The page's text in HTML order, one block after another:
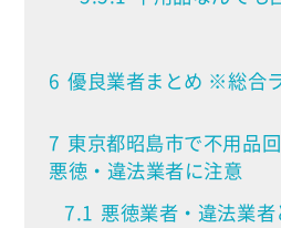
6 優良業者まとめ ※総合
7 東京都昭島市で不用品
悪徳・違法業者に注意
7.1 悪徳業者・違法業者